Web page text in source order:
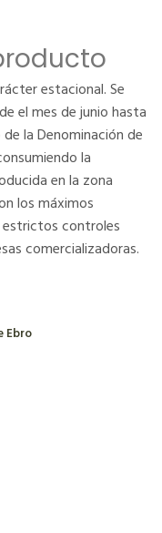
estacional. Se
el mes de junio hasta
la Denominación de
la
en la zona
los máximos
controles
comercializadoras.
Ebro